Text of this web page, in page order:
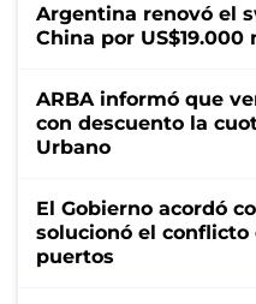
Argentina renovó el
China por US$19.000
ARBA informó que
con descuento la
Urbano
El Gobierno acordó
solucionó el conflicto
puertos